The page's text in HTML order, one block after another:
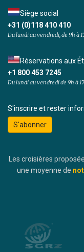
Siège social
+31 (0)118 410 410
Du lundi au vendredi, de 9h à
Réservations aux
+1 800 453 7245
Du lundi au vendredi de 9h à
S'inscrire et rester
S'abonner
Les croisières
une moyenne de